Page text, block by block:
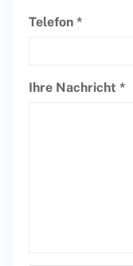
Telefon *
Ihre Nachricht *